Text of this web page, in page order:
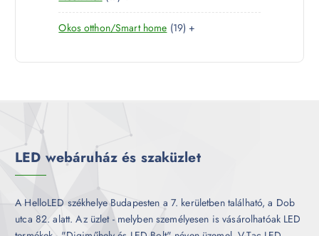
k
m
e
r
é
7
t
r
Okos otthon/Smart home 191
t
+
LED webáruház és szaküzlet
A HelloLED székhelye Budapesten a 7. kerületben található, a Dob
utca 82. alatt. Az üzlet - melyben személyesen is vásárolhatóak LED